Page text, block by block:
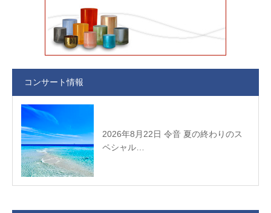
コンサート情報
2026年8月22日 令音 夏の終わりのス
ペシャル…